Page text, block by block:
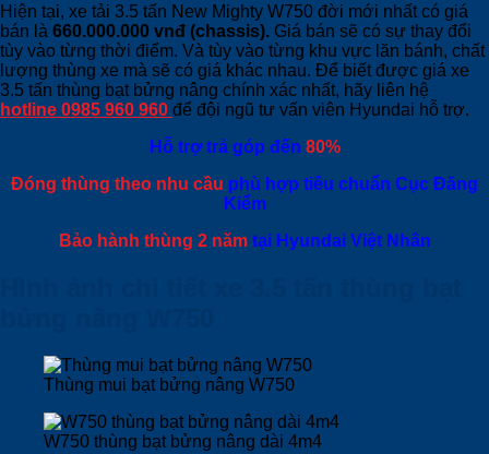
Hiện tại, xe tải 3.5 tấn New Mighty W750 đời mới nhất có giá
bán là 660.000.000 vnđ (chassis). Giá bán sẽ có sự thay đổi
tùy vào từng thời điểm. Và tùy vào từng khu vực lăn bánh, chất
lượng thùng xe mà sẽ có giá khác nhau. Để biết được giá xe
3.5 tấn thùng bạt bửng nâng chính xác nhất, hãy liên hệ
hotline 0985 960 960 để đội ngũ tư vấn viên Hyundai hỗ trợ.
Hỗ trợ trả góp đến 80%
Đóng thùng theo nhu cầu phù hợp tiêu chuẩn Cục Đăng
Kiểm
Bảo hành thùng 2 nămtại Hyundai Việt Nhân
Thùng mui bạt bửng nâng W750
W750 thùng bạt bửng nâng dài 4m4